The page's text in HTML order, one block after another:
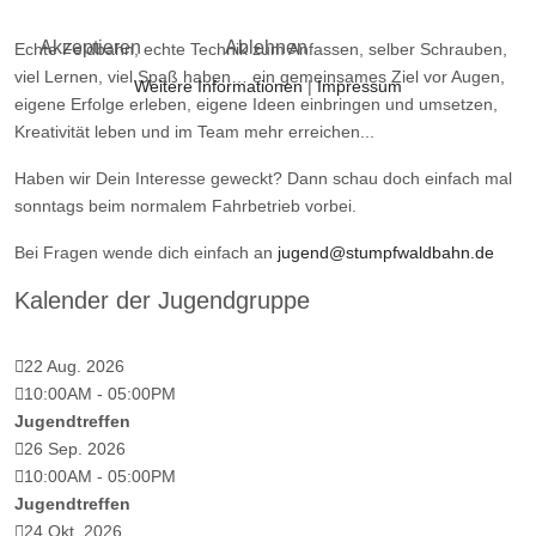
Echte Feldbahn, echte Technik zum Anfassen, selber Schrauben,
viel Lernen, viel Spaß haben… ein gemeinsames Ziel vor Augen,
eigene Erfolge erleben, eigene Ideen einbringen und umsetzen,
Kreativität leben und im Team mehr erreichen...
Haben wir Dein Interesse geweckt? Dann schau doch einfach mal
sonntags beim normalem Fahrbetrieb vorbei.
Bei Fragen wende dich einfach an jugend@stumpfwaldbahn.de
Kalender der Jugendgruppe
22 Aug. 2026
10:00AM - 05:00PM
Jugendtreffen
26 Sep. 2026
10:00AM - 05:00PM
Jugendtreffen
24 Okt. 2026
Akzeptieren Ablehnen
Weitere Informationen|Impressum